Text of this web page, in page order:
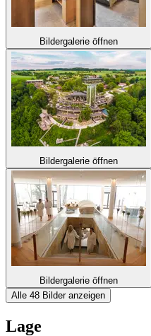
Bildergalerie öffnen
Bildergalerie öffnen
Bildergalerie öffnen
Alle 48 Bilder anzeigen
Lage